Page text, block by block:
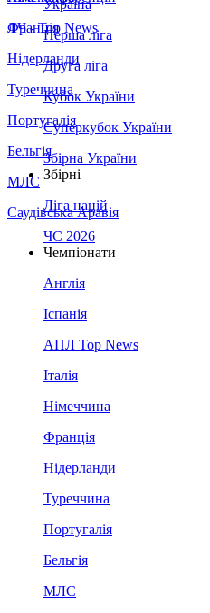
Франція
Нідерланди
Туреччина
Португалія
Бельгія
МЛС
Саудівська Аравія
ЛЧ - Top News
Україна
Перша ліга
Друга ліга
Кубок України
Суперкубок України
Збірна України
Збірні
Ліга націй
ЧС 2026
Чемпіонати
Англія
Іспанія
АПЛ Top News
Італія
Німеччина
Франція
Нідерланди
Туреччина
Португалія
Бельгія
МЛС